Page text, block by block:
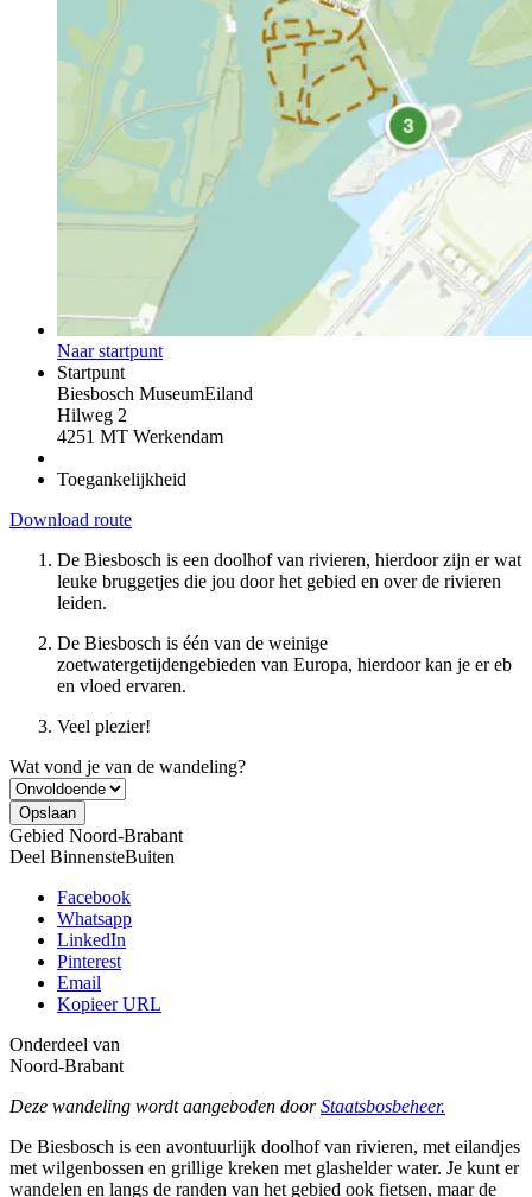
Naar startpunt
Startpunt
Biesbosch MuseumEiland
Hilweg 2
4251 MT Werkendam
Toegankelijkheid
Download route
De Biesbosch is een doolhof van rivieren, hierdoor zijn er wat
leuke bruggetjes die jou door het gebied en over de rivieren
leiden.
De Biesbosch is één van de weinige
zoetwatergetijdengebieden van Europa, hierdoor kan je er eb
en vloed ervaren.
Veel plezier!
Wat vond je van de wandeling?
Gebied Noord-Brabant
Deel BinnensteBuiten
Facebook
Whatsapp
LinkedIn
Pinterest
Email
Kopieer URL
Onderdeel van
Noord-Brabant
Deze wandeling wordt aangeboden doorStaatsbosbeheer.
De Biesbosch is een avontuurlijk doolhof van rivieren, met eilandjes
met wilgenbossen en grillige kreken met glashelder water. Je kunt er
wandelen en langs de randen van het gebied ook fietsen, maar de